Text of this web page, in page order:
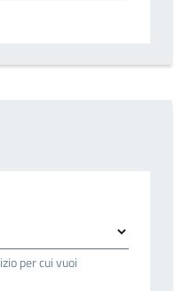
per cui vuoi